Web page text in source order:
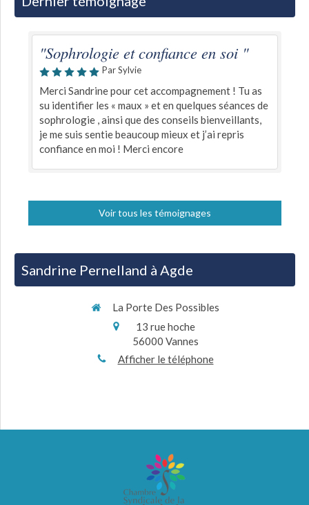
"Sophrologie et confiance en soi "
Par Sylvie
Merci Sandrine pour cet accompagnement ! Tu as
su identifier les « maux » et en quelques séances de
sophrologie , ainsi que des conseils bienveillants,
je me suis sentie beaucoup mieux et j’ai repris
confiance en moi ! Merci encore
Voir tous les témoignages
Sandrine Pernelland à Agde
La Porte Des Possibles
13 rue hoche
56000 Vannes
Afficher le téléphone